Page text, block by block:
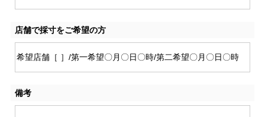
店舗で採寸をご希望の方
備考